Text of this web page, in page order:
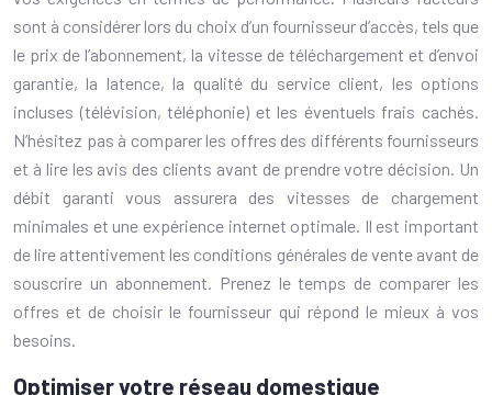
sont à considérer lors du choix d’un fournisseur d’accès, tels que
le prix de l’abonnement, la vitesse de téléchargement et d’envoi
garantie, la latence, la qualité du service client, les options
incluses (télévision, téléphonie) et les éventuels frais cachés.
N’hésitez pas à comparer les offres des différents fournisseurs
et à lire les avis des clients avant de prendre votre décision. Un
débit garanti vous assurera des vitesses de chargement
minimales et une expérience internet optimale. Il est important
de lire attentivement les conditions générales de vente avant de
souscrire un abonnement. Prenez le temps de comparer les
offres et de choisir le fournisseur qui répond le mieux à vos
besoins.
Optimiser votre réseau domestique